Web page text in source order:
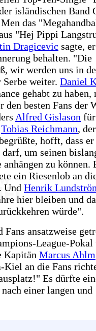
isländischen Band
das
"Hej Pippi
Dragicevic sagte,
behalten. "Die
wir werden uns in
weiter. Daniel
gehabt zu haben,
besten Fans der
Alfred Gislason
Tobias Reichmann,
hofft, dass
um seinen
zu
ein Riesenlob an
Und Henrik
hier bleiben und
würde".
ansatzweise
League-Pokal
Kapitän Marcus Ahlm
Kiel an die Fans
Es dürfte
einer langen und